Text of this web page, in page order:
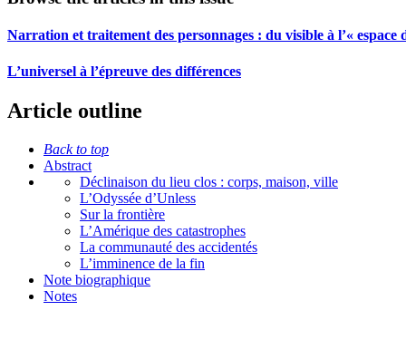
Narration et traitement des personnages : du visible à l’« espace
L’universel à l’épreuve des différences
Article outline
Back to top
Abstract
Déclinaison du lieu clos : corps, maison, ville
L’Odyssée d’Unless
Sur la frontière
L’Amérique des catastrophes
La communauté des accidentés
L’imminence de la fin
Note biographique
Notes